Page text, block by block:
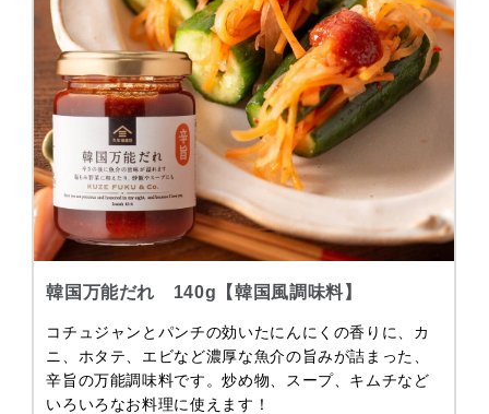
韓国万能だれ 140g【韓国風調味料】
コチュジャンとパンチの効いたにんにくの香りに、カ
ニ、ホタテ、エビなど濃厚な魚介の旨みが詰まった、
辛旨の万能調味料です。炒め物、スープ、キムチなど
いろいろなお料理に使えます！